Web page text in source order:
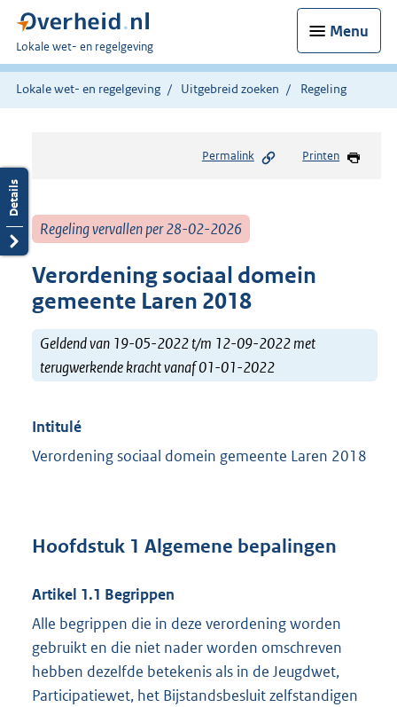
Menu
U
bent
hier:
Lokale wet- en regelgeving
Lokale wet- en regelgeving Uitgebreid zoeken Regeling
Permalink Printen
Regeling vervallen per 28-02-2026
Verordening sociaal domein
gemeente Laren 2018
Geldend van 19-05-2022 t/m 12-09-2022 met
terugwerkende kracht vanaf 01-01-2022
Intitulé
Verordening sociaal domein gemeente Laren 2018
Hoofdstuk 1 Algemene bepalingen
Artikel 1.1 Begrippen
Alle begrippen die in deze verordening worden
gebruikt en die niet nader worden omschreven
hebben dezelfde betekenis als in de Jeugdwet,
Participatiewet, het Bijstandsbesluit zelfstandigen